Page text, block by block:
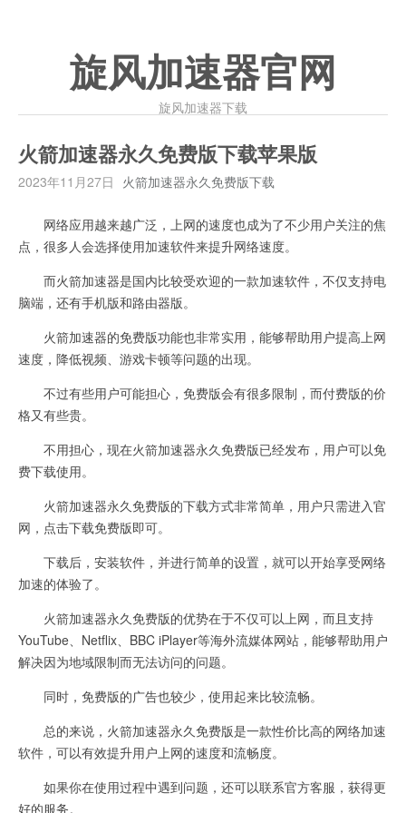
旋风加速器官网
旋风加速器下载
火箭加速器永久免费版下载苹果版
2023年11月27日 火箭加速器永久免费版下载
网络应用越来越广泛，上网的速度也成为了不少用户关注的焦
点，很多人会选择使用加速软件来提升网络速度。
而火箭加速器是国内比较受欢迎的一款加速软件，不仅支持电
脑端，还有手机版和路由器版。
火箭加速器的免费版功能也非常实用，能够帮助用户提高上网
速度，降低视频、游戏卡顿等问题的出现。
不过有些用户可能担心，免费版会有很多限制，而付费版的价
格又有些贵。
不用担心，现在火箭加速器永久免费版已经发布，用户可以免
费下载使用。
火箭加速器永久免费版的下载方式非常简单，用户只需进入官
网，点击下载免费版即可。
下载后，安装软件，并进行简单的设置，就可以开始享受网络
加速的体验了。
火箭加速器永久免费版的优势在于不仅可以上网，而且支持
YouTube、Netflix、BBC iPlayer等海外流媒体网站，能够帮助用户
解决因为地域限制而无法访问的问题。
同时，免费版的广告也较少，使用起来比较流畅。
总的来说，火箭加速器永久免费版是一款性价比高的网络加速
软件，可以有效提升用户上网的速度和流畅度。
如果你在使用过程中遇到问题，还可以联系官方客服，获得更
好的服务。